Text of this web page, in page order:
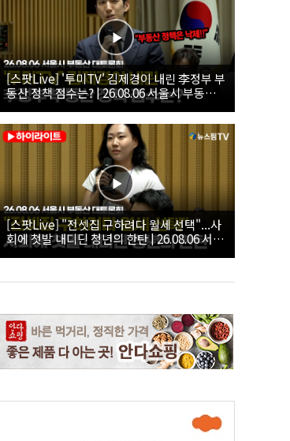
[스팟Live] '투미TV' 김제경이 내린 李정부 부
동산 정책 점수는? | 26.08.06 서울시 부동산
대토론회
[스팟Live] "전셋집 구하려다 월세 선택"...사
회에 첫발 내디딘 청년의 한탄 | 26.08.06 서울
시 부동산 대토론회